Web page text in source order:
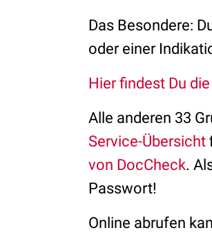
Das Besondere:
oder einer
Hier findest Du
Alle anderen 33
Service-Übersicht
von DocCheck.
Passwort!
Online abrufen